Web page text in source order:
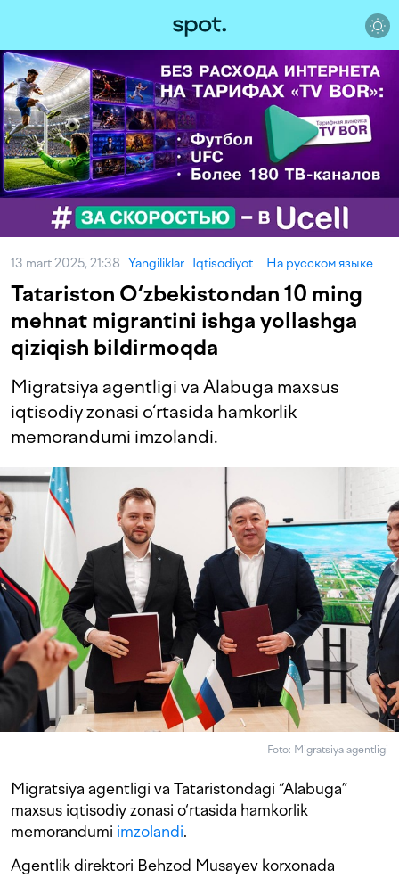
13 mart 2025, 21:38 Yangiliklar Iqtisodiyot На русском языке
Tatariston O‘zbekistondan 10 ming
mehnat migrantini ishga yollashga
qiziqish bildirmoqda
Migratsiya agentligi va Alabuga maxsus
iqtisodiy zonasi o‘rtasida hamkorlik
memorandumi imzolandi.
Foto: Migratsiya agentligi
Migratsiya agentligi va Tataristondagi “Alabuga”
maxsus iqtisodiy zonasi o‘rtasida hamkorlik
memorandumi imzolandi.
Agentlik direktori Behzod Musayev korxonada